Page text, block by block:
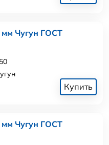
Чугун ГОСТ
Купить
Чугун ГОСТ